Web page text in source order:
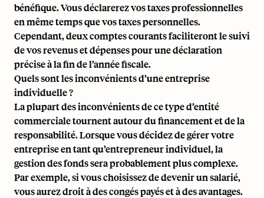
bénéfique. Vous déclarerez vos taxes professionnelles
en même temps que vos taxes personnelles.
Cependant, deux comptes courants faciliteront le suivi
de vos revenus et dépenses pour une déclaration
précise à la fin de l’année fiscale.
Quels sont les inconvénients d’une entreprise
individuelle ?
La plupart des inconvénients de ce type d’entité
commerciale tournent autour du financement et de la
responsabilité. Lorsque vous décidez de gérer votre
entreprise en tant qu’entrepreneur individuel, la
gestion des fonds sera probablement plus complexe.
Par exemple, si vous choisissez de devenir un salarié,
vous aurez droit à des congés payés et à des avantages.